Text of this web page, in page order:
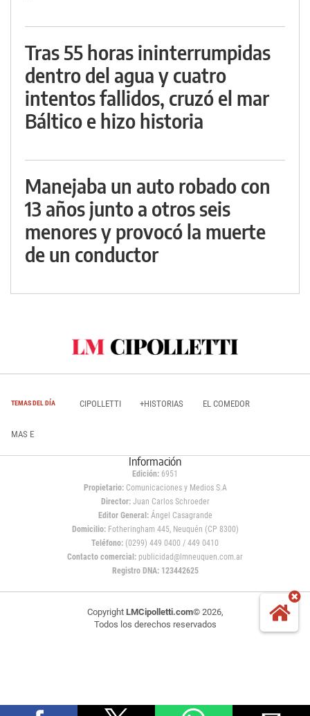
Tras 55 horas ininterrumpidas
dentro del agua y cuatro
intentos fallidos, cruzó el mar
Báltico e hizo historia
Manejaba un auto robado con
13 años junto a otros seis
menores y provocó la muerte
de un conductor
TEMAS DEL DÍA CIPOLLETTI +HISTORIAS EL COMEDOR
MAS E
Información
Edición: 6951
Propietario:Comunicaciones y Medios S.A
Director: Juan Carlos Schroeder
Editor General:Ángel Casagrande
Domicilio:Fotheringham 445, Neuquén (CP 8300)
Teléfono: (0299) 449 0400 / 449 0410
Contacto comercial: publicidad@lmneuquen.com.ar
Registro DNA: 123442625
Copyright LMCipolletti.com© 2026,
Todos los derechos reservados